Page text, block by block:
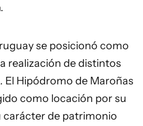
se posicionó como
realización de distintos
El Hipódromo de Maroñas
como locación por su
de patrimonio